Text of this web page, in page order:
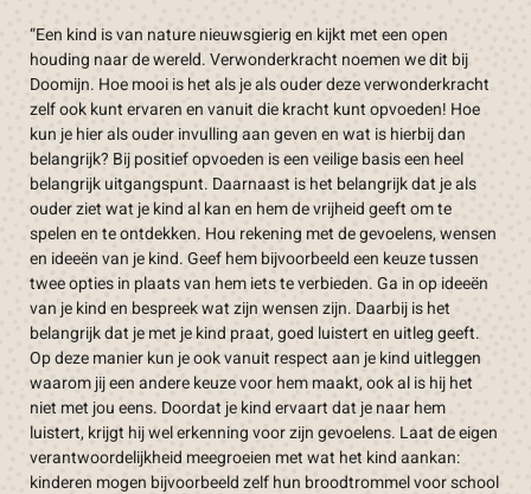
“Een kind is van nature nieuwsgierig en kijkt met een open
houding naar de wereld. Verwonderkracht noemen we dit bij
Doomijn. Hoe mooi is het als je als ouder deze verwonderkracht
zelf ook kunt ervaren en vanuit die kracht kunt opvoeden! Hoe
kun je hier als ouder invulling aan geven en wat is hierbij dan
belangrijk? Bij positief opvoeden is een veilige basis een heel
belangrijk uitgangspunt. Daarnaast is het belangrijk dat je als
ouder ziet wat je kind al kan en hem de vrijheid geeft om te
spelen en te ontdekken. Hou rekening met de gevoelens, wensen
en ideeën van je kind. Geef hem bijvoorbeeld een keuze tussen
twee opties in plaats van hem iets te verbieden. Ga in op ideeën
van je kind en bespreek wat zijn wensen zijn. Daarbij is het
belangrijk dat je met je kind praat, goed luistert en uitleg geeft.
Op deze manier kun je ook vanuit respect aan je kind uitleggen
waarom jij een andere keuze voor hem maakt, ook al is hij het
niet met jou eens. Doordat je kind ervaart dat je naar hem
luistert, krijgt hij wel erkenning voor zijn gevoelens. Laat de eigen
verantwoordelijkheid meegroeien met wat het kind aankan:
kinderen mogen bijvoorbeeld zelf hun broodtrommel voor school